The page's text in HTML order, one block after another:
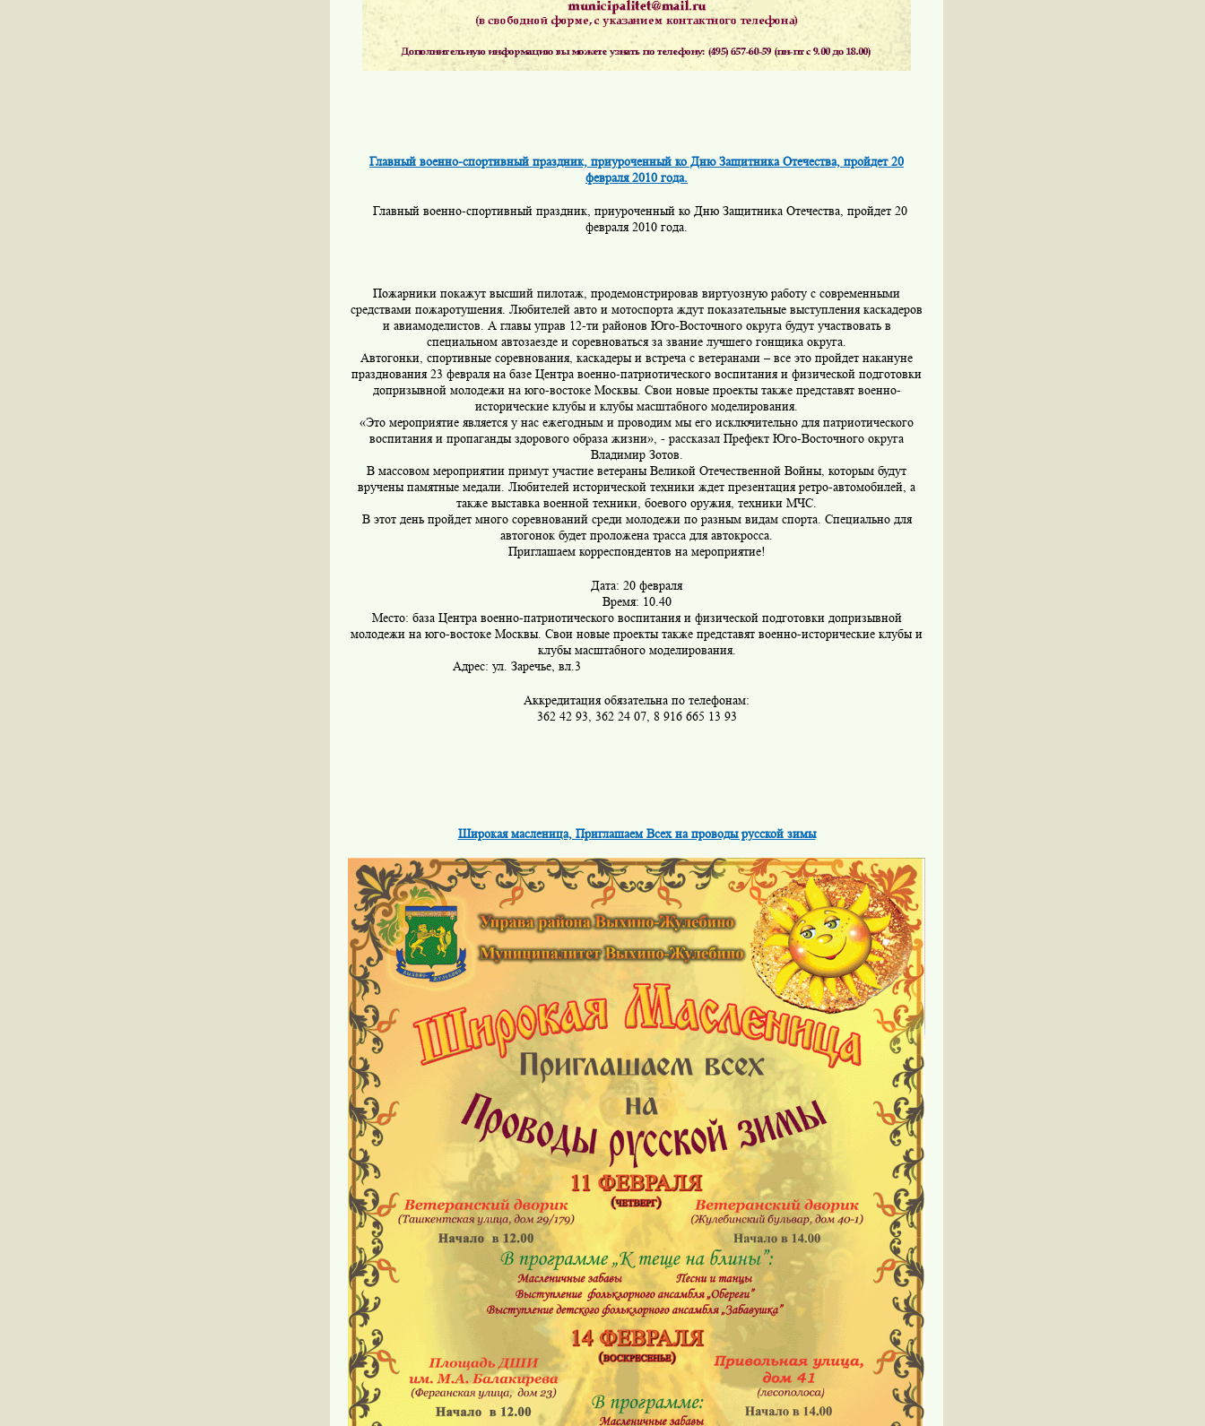
Главный военно-спортивный праздник, приуроченный ко Дню Защитника Отечества, пройдет 20
февраля 2010 года.
Главный военно-спортивный праздник, приуроченный ко Дню Защитника Отечества, пройдет 20
февраля 2010 года.
Пожарники покажут высший пилотаж, продемонстрировав виртуозную работу с современными
средствами пожаротушения. Любителей авто и мотоспорта ждут показательные выступления каскадеров
и авиамоделистов. А главы управ 12-ти районов Юго-Восточного округа будут участвовать в
специальном автозаезде и соревноваться за звание лучшего гонщика округа.
Автогонки, спортивные соревнования, каскадеры и встреча с ветеранами – все это пройдет накануне
празднования 23 февраля на базе Центра военно-патриотического воспитания и физической подготовки
допризывной молодежи на юго-востоке Москвы. Свои новые проекты также представят военно-
исторические клубы и клубы масштабного моделирования.
«Это мероприятие является у нас ежегодным и проводим мы его исключительно для патриотического
воспитания и пропаганды здорового образа жизни», - рассказал Префект Юго-Восточного округа
Владимир Зотов.
В массовом мероприятии примут участие ветераны Великой Отечественной Войны, которым будут
вручены памятные медали. Любителей исторической техники ждет презентация ретро-автомобилей, а
также выставка военной техники, боевого оружия, техники МЧС.
В этот день пройдет много соревнований среди молодежи по разным видам спорта. Специально для
автогонок будет проложена трасса для автокросса.
Приглашаем корреспондентов на мероприятие!
Дата: 20 февраля
Время: 10.40
Место: база Центра военно-патриотического воспитания и физической подготовки допризывной
молодежи на юго-востоке Москвы. Свои новые проекты также представят военно-исторические клубы и
клубы масштабного моделирования.
Адрес: ул. Заречье, вл.3
Аккредитация обязательна по телефонам:
362 42 93, 362 24 07, 8 916 665 13 93
Широкая масленица, Приглашаем Всех на проводы русской зимы